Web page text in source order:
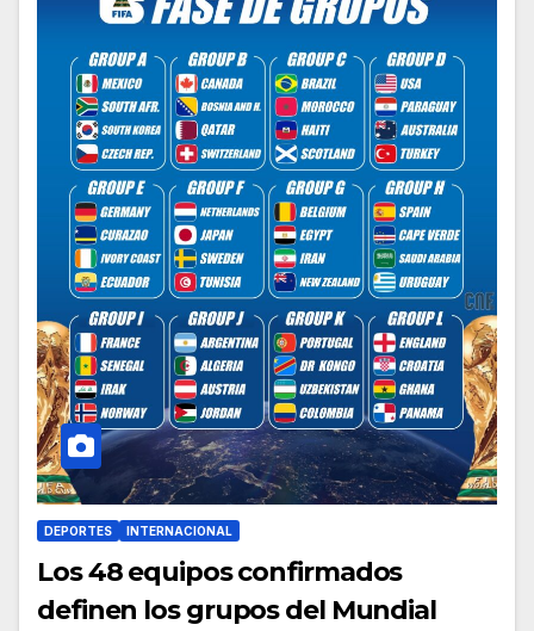
DEPORTES INTERNACIONAL
Los 48 equipos confirmados
definen los grupos del Mundial